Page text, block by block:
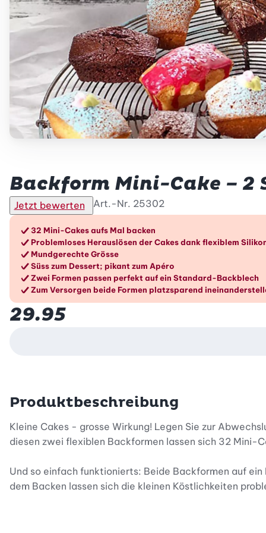
Backform Mini-Cake – 2
Jetzt bewerten Art.-Nr. 25302
Die Vorteile im
32 Mini-Cakes aufs Mal backen
Problemloses Herauslösen der Cakes dank flexiblem
Mundgerechte Grösse
Süss zum Dessert; pikant zum Apéro
Zwei Formen passen perfekt auf ein Standard-Backblech
Zum Versorgen beide Formen platzsparend
29.95
Produktbeschreibung
Kleine Cakes - grosse Wirkung! Legen Sie zur
diesen zwei flexiblen Backformen lassen sich 32 Mini-
Und so einfach funktionierts: Beide Backformen auf
dem Backen lassen sich die kleinen Köstlichkeiten